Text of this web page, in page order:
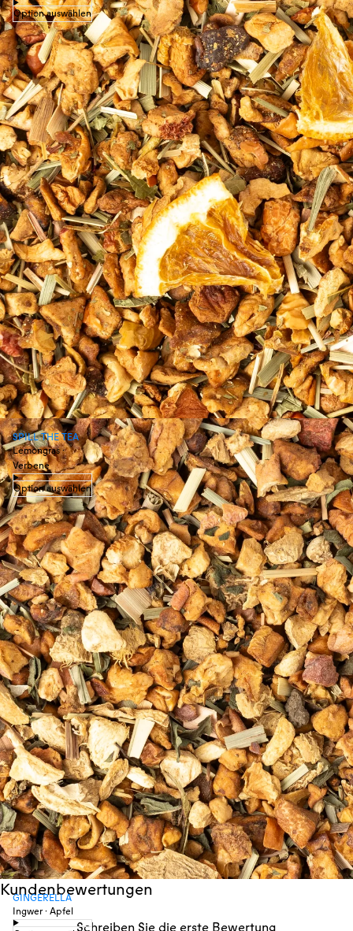
Option auswählen
SPILL THE TEA
Lemongras ·
Verbene
Option auswählen
GINGERELLA
Ingwer · Apfel
Kundenbewertungen
Schreiben Sie die erste Bewertung